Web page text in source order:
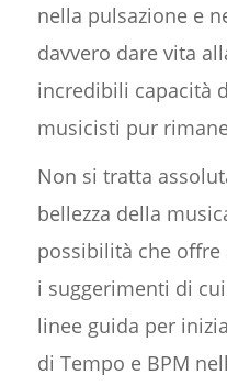
nella pulsazione e
davvero dare vita
incredibili capacità
musicisti pur
Non si tratta
bellezza della
possibilità che
i suggerimenti di
linee guida per
di Tempo e BPM